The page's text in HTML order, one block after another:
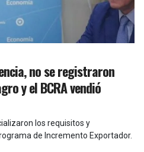
no se registraron
y el BCRA vendió
los requisitos y
de Incremento Exportador.